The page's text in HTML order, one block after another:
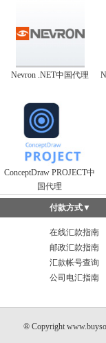
Nevron .NET中国代理
ConceptDraw PROJECT中
国代理
付款方式▼
在线汇款指南
邮政汇款指南
汇款帐号查询
公司电汇指南
® Copyright